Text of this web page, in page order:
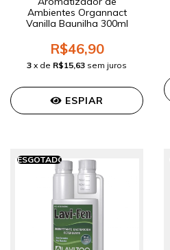
Ambientes Organnact
Vanilla Baunilha 300ml
R$46,90
3 x de R$15,63 sem juros
ESPIAR
ESGOTADO